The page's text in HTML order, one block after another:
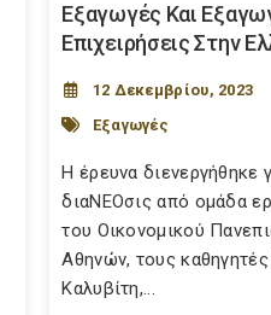
Εξαγωγές Και
Επιχειρήσεις Στην
12 Δεκεμβρίου, 2023
Εξαγωγές
Η έρευνα διενεργήθηκε
διαΝΕΟσις από ομάδα
του Οικονομικού
Αθηνών, τους
Καλυβίτη,...